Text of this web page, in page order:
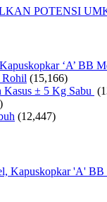
POTENSI
‘A’ BB
Rohil (15,166)
Kasus ± 5 Kg Sabu
(12,447)